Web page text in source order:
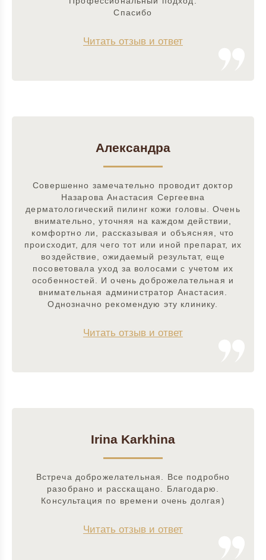
Спасибо
Читать отзыв и ответ
Александра
Совершенно замечательно проводит доктор
Назарова Анастасия Сергеевна
дерматологический пилинг кожи головы. Очень
внимательно, уточняя на каждом действии,
комфортно ли, рассказывая и объясняя, что
происходит, для чего тот или иной препарат, их
воздействие, ожидаемый результат, еще
посоветовала уход за волосами с учетом их
особенностей. И очень доброжелательная и
внимательная администратор Анастасия.
Однозначно рекомендую эту клинику.
Читать отзыв и ответ
Irina Karkhina
Встреча доброжелательная. Все подробно
разобрано и расскащано. Благодарю.
Консультация по времени очень долгая)
Читать отзыв и ответ